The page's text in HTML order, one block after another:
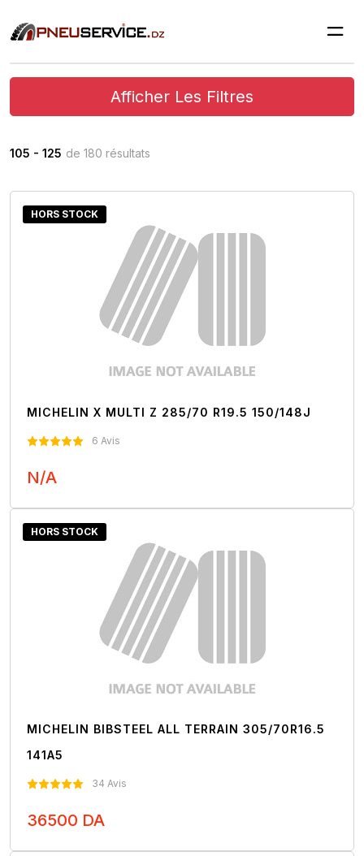
Afficher Les Filtres
105 - 125 de 180 résultats
HORS STOCK
MICHELIN X MULTI Z 285/70 R19.5 150/148J
6 Avis
N/A
HORS STOCK
MICHELIN BIBSTEEL ALL TERRAIN 305/70R16.5
141A5
34 Avis
36500 DA